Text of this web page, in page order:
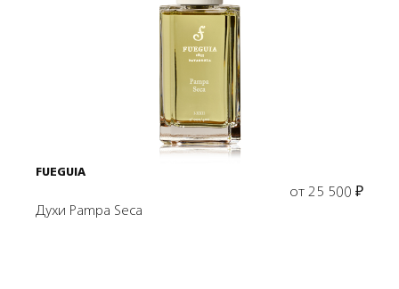
Выбрать объем
FUEGUIA
от 25 500 ₽
Духи Pampa Seca